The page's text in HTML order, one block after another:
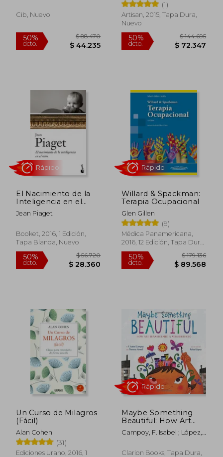
dcto. $ 14.002
Rápido
50%
dcto.
Rápido
Rápido
Jaramillo
Cib, Nuevo
(1)
Artisan, 2015, Tapa Dura,
Nuevo
El Nacimiento de la
Inteligencia en el
Niño
Jean Piaget
Booket, 2016, 1 Edición,
Tapa Blanda, Nuevo
Willard & Spackman:
Terapia Ocupacional
Glen Gillen
(9)
Médica Panamericana,
2016, 12 Edición, Tapa Dura,
Nuevo
Un Curso de Milagros
(Fácil)
Alan Cohen
(31)
Ediciones Urano, 2016, 1
Maybe Something
Beautiful: How Art
Transformed a
Neighborhood (en
Campoy, F. Isabel ; López,
Clarion Books, Tapa Dura,